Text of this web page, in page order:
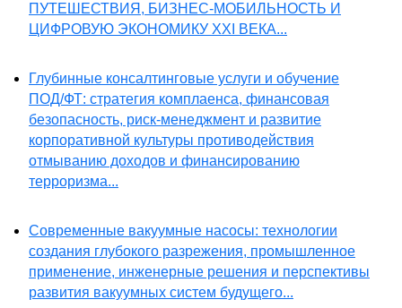
ПУТЕШЕСТВИЯ, БИЗНЕС-МОБИЛЬНОСТЬ И
ЦИФРОВУЮ ЭКОНОМИКУ XXI ВЕКА...
Глубинные консалтинговые услуги и обучение
ПОД/ФТ: стратегия комплаенса, финансовая
безопасность, риск-менеджмент и развитие
корпоративной культуры противодействия
отмыванию доходов и финансированию
терроризма...
Современные вакуумные насосы: технологии
создания глубокого разрежения, промышленное
применение, инженерные решения и перспективы
развития вакуумных систем будущего...